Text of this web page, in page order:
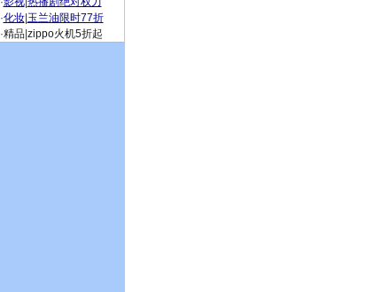
·化妆| 玉兰油限时77折
·精品| zippo火机5折起